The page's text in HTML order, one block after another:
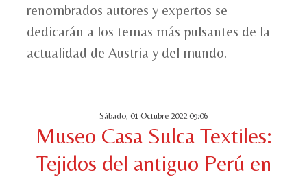
renombrados autores y expertos se
dedicarán a los temas más pulsantes de la
actualidad de Austria y del mundo.
Sábado, 01 Octubre 2022 09:06
Museo Casa Sulca Textiles:
Tejidos del antiguo Perú en